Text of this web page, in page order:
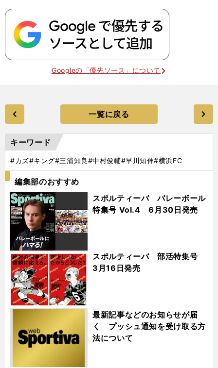
Googleの「優先ソース」について
一覧に戻る
キーワード
#カズ#キング#三浦知良#中村俊輔#早川知伸#横浜FC
編集部のおすすめ
スポルティーバ バレーボール
特集号 Vol.4 6月30日発売
スポルティーバ 部活特集号
3月16日発売
最新記事などのお知らせが届
く プッシュ通知を受け取る方
法について